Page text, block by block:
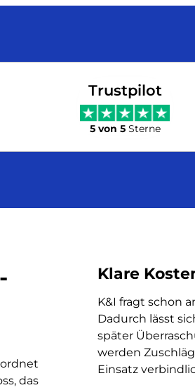
Trustpilot
5 von 5 Sterne
das
Klare
K&I fragt schon
Dadurch lässt
später
werden
Einsatz